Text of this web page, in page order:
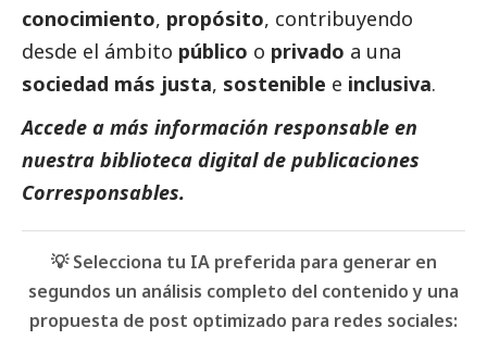
conocimiento, propósito, contribuyendo
desde el ámbito público o privado a una
sociedad más justa, sostenible e inclusiva.
Accede a más información responsable en
nuestra biblioteca digital de publicaciones
Corresponsables.
💡 Selecciona tu IA preferida para generar en
segundos un análisis completo del contenido y una
propuesta de post optimizado para redes sociales: